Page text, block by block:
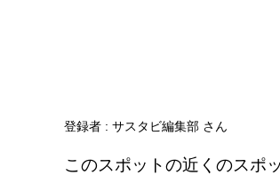
登録者 : サスタビ編集部 さん
このスポットの近くのスポ